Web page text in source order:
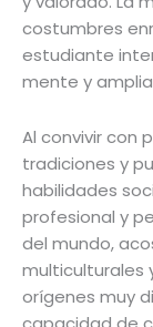
costumbres
estudiante
mente y
Al convivir con
tradiciones y
habilidades
profesional y
del mundo,
multiculturales
orígenes muy